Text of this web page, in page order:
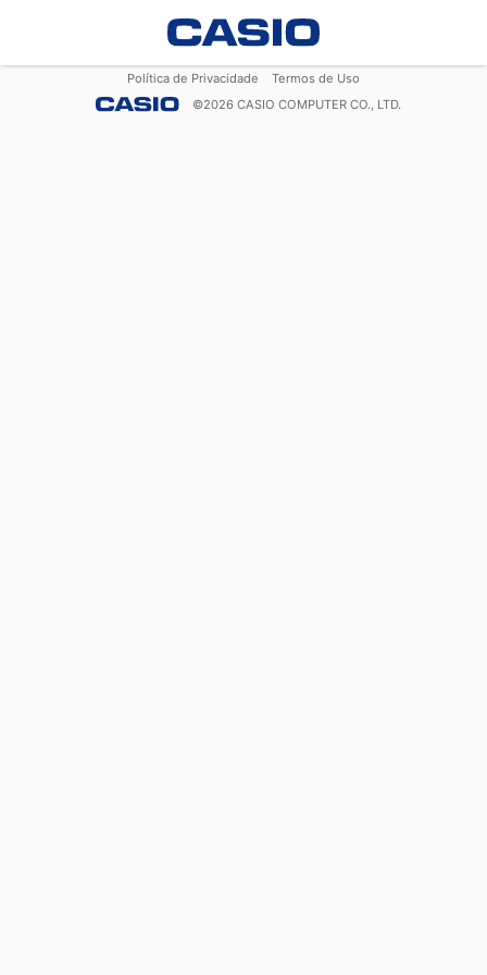
Política de Privacidade
Termos de Uso
©2026 CASIO COMPUTER CO., LTD.